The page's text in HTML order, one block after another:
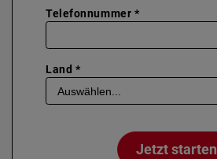
Telefonnummer *
Land *
Jetzt starten